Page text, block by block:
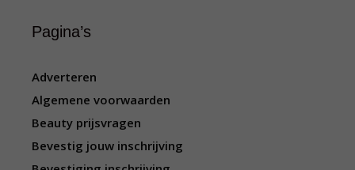
Pagina’s
Adverteren
Algemene voorwaarden
Beauty prijsvragen
Bevestig jouw inschrijving